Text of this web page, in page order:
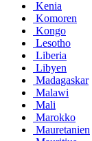
Kenia
Komoren
Kongo
Lesotho
Liberia
Libyen
Madagaskar
Malawi
Mali
Marokko
Mauretanien